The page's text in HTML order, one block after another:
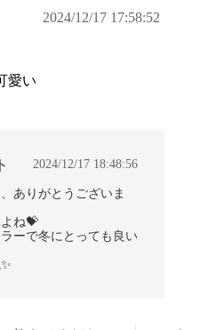
2024/12/17 17:58:52
愛い
2024/12/17 18:48:56
ありがとうございま
ね💝
ーで冬にとっても良い